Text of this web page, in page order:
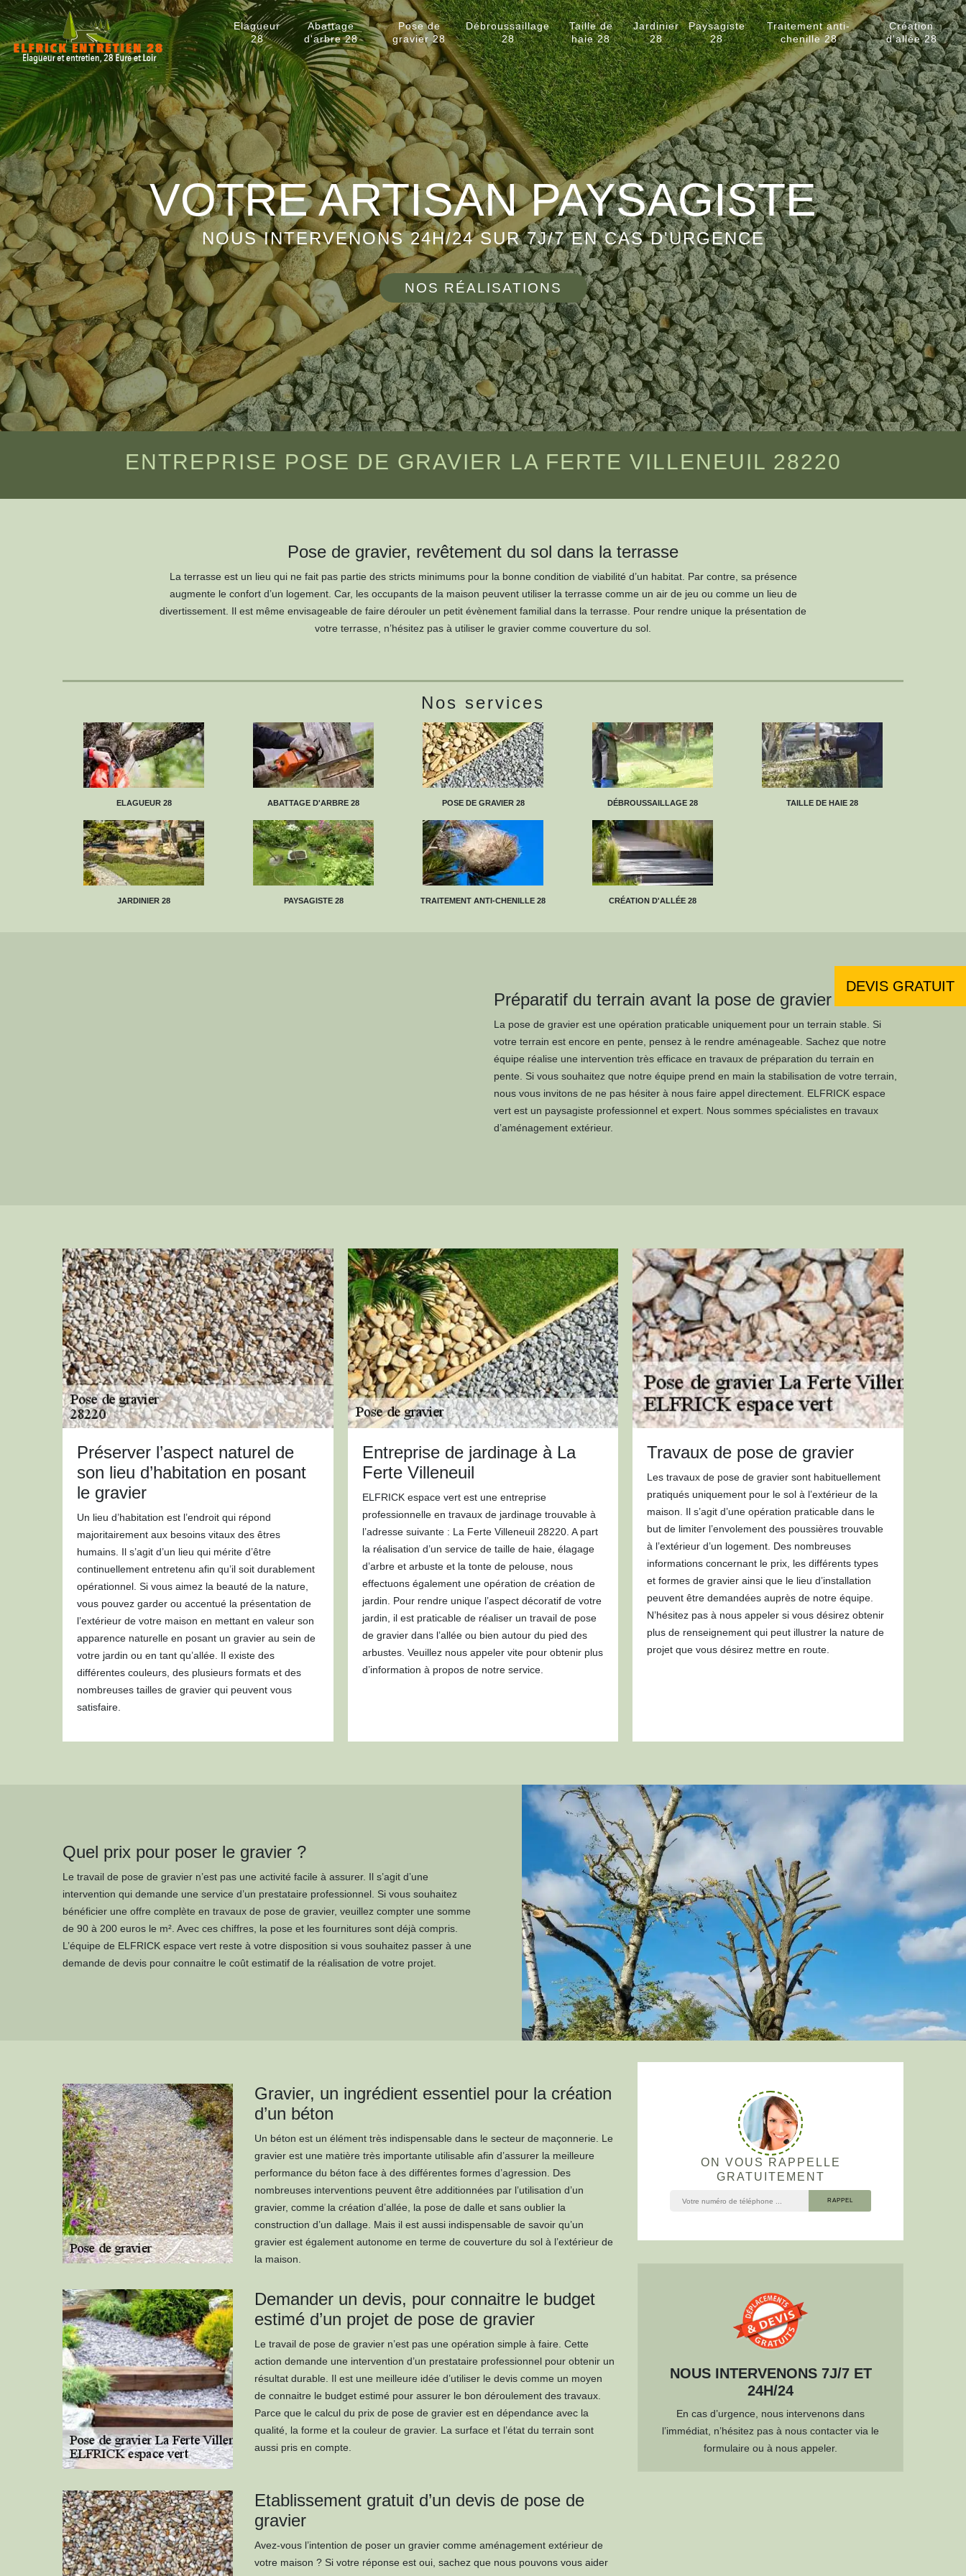
Elagueur
28
Abattage
d'arbre 28
Pose de
gravier 28
Débroussaillage
28
Taille de
haie 28
Jardinier
28
Paysagiste
28
Traitement anti-
chenille 28
Création
d'allée 28
VOTRE ARTISAN PAYSAGISTE
NOUS INTERVENONS 24H/24 SUR 7J/7 EN CAS D'URGENCE
NOS RÉALISATIONS
DEVIS GRATUIT
ENTREPRISE POSE DE GRAVIER LA FERTE VILLENEUIL 28220
Pose de gravier, revêtement du sol dans la terrasse
La terrasse est un lieu qui ne fait pas partie des stricts minimums pour la bonne condition de viabilité d’un habitat. Par contre, sa présence
augmente le confort d’un logement. Car, les occupants de la maison peuvent utiliser la terrasse comme un air de jeu ou comme un lieu de
divertissement. Il est même envisageable de faire dérouler un petit évènement familial dans la terrasse. Pour rendre unique la présentation de
votre terrasse, n’hésitez pas à utiliser le gravier comme couverture du sol.
Nos services
ELAGUEUR 28 ABATTAGE D'ARBRE 28 POSE DE GRAVIER 28 DÉBROUSSAILLAGE 28 TAILLE DE HAIE 28
JARDINIER 28 PAYSAGISTE 28 TRAITEMENT ANTI-CHENILLE 28 CRÉATION D'ALLÉE 28
Préparatif du terrain avant la pose de gravier
La pose de gravier est une opération praticable uniquement pour un terrain stable. Si
votre terrain est encore en pente, pensez à le rendre aménageable. Sachez que notre
équipe réalise une intervention très efficace en travaux de préparation du terrain en
pente. Si vous souhaitez que notre équipe prend en main la stabilisation de votre terrain,
nous vous invitons de ne pas hésiter à nous faire appel directement. ELFRICK espace
vert est un paysagiste professionnel et expert. Nous sommes spécialistes en travaux
d’aménagement extérieur.
Préserver l’aspect naturel de
son lieu d’habitation en posant
le gravier
Un lieu d’habitation est l’endroit qui répond
majoritairement aux besoins vitaux des êtres
humains. Il s’agit d’un lieu qui mérite d’être
continuellement entretenu afin qu’il soit durablement
opérationnel. Si vous aimez la beauté de la nature,
vous pouvez garder ou accentué la présentation de
l’extérieur de votre maison en mettant en valeur son
apparence naturelle en posant un gravier au sein de
votre jardin ou en tant qu’allée. Il existe des
différentes couleurs, des plusieurs formats et des
nombreuses tailles de gravier qui peuvent vous
satisfaire.
Entreprise de jardinage à La
Ferte Villeneuil
ELFRICK espace vert est une entreprise
professionnelle en travaux de jardinage trouvable à
l’adresse suivante : La Ferte Villeneuil 28220. A part
la réalisation d’un service de taille de haie, élagage
d’arbre et arbuste et la tonte de pelouse, nous
effectuons également une opération de création de
jardin. Pour rendre unique l’aspect décoratif de votre
jardin, il est praticable de réaliser un travail de pose
de gravier dans l’allée ou bien autour du pied des
arbustes. Veuillez nous appeler vite pour obtenir plus
d’information à propos de notre service.
Travaux de pose de gravier
Les travaux de pose de gravier sont habituellement
pratiqués uniquement pour le sol à l’extérieur de la
maison. Il s’agit d’une opération praticable dans le
but de limiter l’envolement des poussières trouvable
à l’extérieur d’un logement. Des nombreuses
informations concernant le prix, les différents types
et formes de gravier ainsi que le lieu d’installation
peuvent être demandées auprès de notre équipe.
N’hésitez pas à nous appeler si vous désirez obtenir
plus de renseignement qui peut illustrer la nature de
projet que vous désirez mettre en route.
Quel prix pour poser le gravier ?
Le travail de pose de gravier n’est pas une activité facile à assurer. Il s’agit d’une
intervention qui demande une service d’un prestataire professionnel. Si vous souhaitez
bénéficier une offre complète en travaux de pose de gravier, veuillez compter une somme
de 90 à 200 euros le m². Avec ces chiffres, la pose et les fournitures sont déjà compris.
L’équipe de ELFRICK espace vert reste à votre disposition si vous souhaitez passer à une
demande de devis pour connaitre le coût estimatif de la réalisation de votre projet.
Gravier, un ingrédient essentiel pour la création
d’un béton
Un béton est un élément très indispensable dans le secteur de maçonnerie. Le
gravier est une matière très importante utilisable afin d’assurer la meilleure
performance du béton face à des différentes formes d’agression. Des
nombreuses interventions peuvent être additionnées par l’utilisation d’un
gravier, comme la création d’allée, la pose de dalle et sans oublier la
construction d’un dallage. Mais il est aussi indispensable de savoir qu’un
gravier est également autonome en terme de couverture du sol à l’extérieur de
la maison.
Demander un devis, pour connaitre le budget
estimé d’un projet de pose de gravier
Le travail de pose de gravier n’est pas une opération simple à faire. Cette
action demande une intervention d’un prestataire professionnel pour obtenir un
résultat durable. Il est une meilleure idée d’utiliser le devis comme un moyen
de connaitre le budget estimé pour assurer le bon déroulement des travaux.
Parce que le calcul du prix de pose de gravier est en dépendance avec la
qualité, la forme et la couleur de gravier. La surface et l’état du terrain sont
aussi pris en compte.
Etablissement gratuit d’un devis de pose de
gravier
Avez-vous l’intention de poser un gravier comme aménagement extérieur de
votre maison ? Si votre réponse est oui, sachez que nous pouvons vous aider
ON VOUS RAPPELLE
GRATUITEMENT
NOUS INTERVENONS 7J/7 ET
24H/24
En cas d’urgence, nous intervenons dans
l’immédiat, n’hésitez pas à nous contacter via le
formulaire ou à nous appeler.